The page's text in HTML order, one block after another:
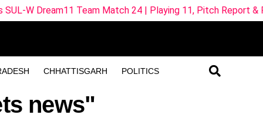
CHHATTISGARH POLITICS
Team Match 24 | Playing 11, Pitch Report & Fantasy Tips
news"